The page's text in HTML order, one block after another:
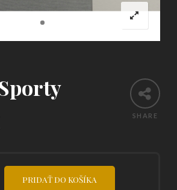
SHARE
PRIDAŤ DO KOŠÍKA